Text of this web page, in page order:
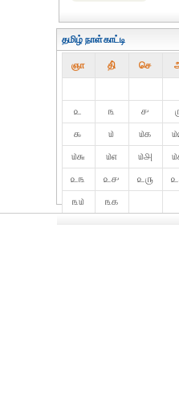
தமிழ் நாள்காட்டி
ஞா தி் செ
௨
௩ ௪
௯
௰ ௰௧
௰௬
௰௭ ௰௮
௨௩
௨௪ ௨௫
௩௰
௩௧